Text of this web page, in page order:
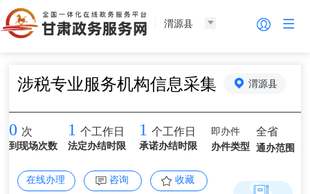
渭源县
涉税专业服务机构信息采集 渭源县
0 次
到现场次数
1 个工作日
法定办结时限
1 个工作日
承诺办结时限
即办件
办件类型
全省
通办范围
在线办理 咨询 收藏